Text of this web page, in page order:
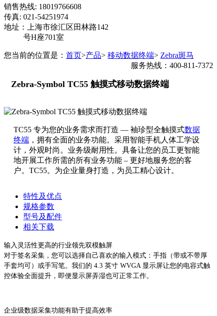
销售热线: 18019766608
传真: 021-54251974
地址：上海市徐汇区田林路142
号H座701室
您当前的位置是： 首页>产品> 移动数据终端> Zebra斑马
服务热线：400-811-7372
Zebra-Symbol TC55 触摸式移动数据终端
TC55 专为您的业务需求而打造 — 袖珍型全触摸式数据
终端 ，拥有全面的业务功能。采用智能手机人体工学设
计，外观时尚。业务级耐用性。具备让您的员工更智能
地开展工作所需的所有业务功能 – 更好地服务您的客
户。TC55。为企业量身打造，为员工精心设计。
特性及优点
规格参数
型号及配件
相关下载
输入灵活性更高的行业领先双模触屏
对于签名采集，您可以选择自己喜欢的输入模式：手指（带或不带厚
手套均可）或手写笔。我们的 4.3 英寸 WVGA 显示屏让您的电容式触
控体验全面提升，即便显示屏弄湿也可正常工作。
企业级数据采集功能有助于提高效率